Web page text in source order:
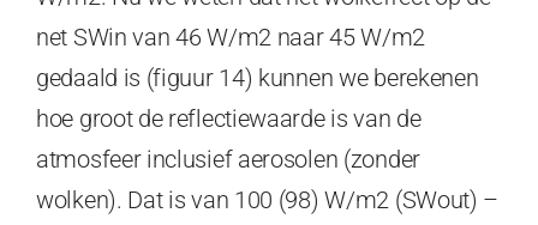
net SWin van 46 W/m2 naar 45 W/m2
gedaald is (figuur 14) kunnen we berekenen
hoe groot de reflectiewaarde is van de
atmosfeer inclusief aerosolen (zonder
wolken). Dat is van 100 (98) W/m2 (SWout) –